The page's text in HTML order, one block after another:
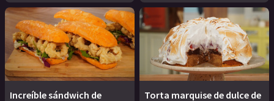
Increíble sándwich de
Torta marquise de dulce de